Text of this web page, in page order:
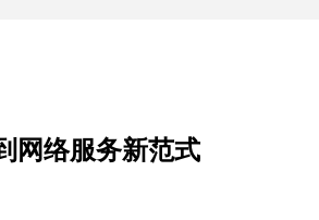
网络服务新范式